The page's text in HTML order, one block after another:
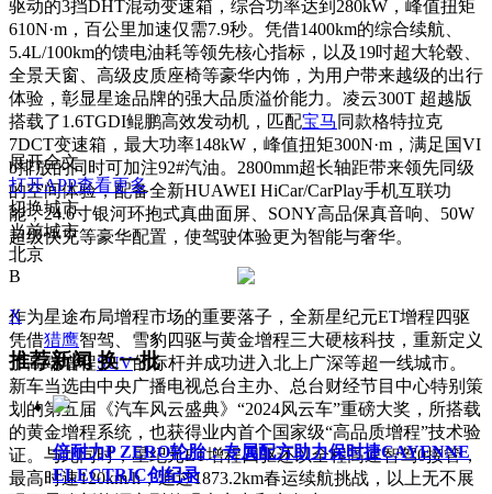
驱动的3挡DHT混动变速箱，综合功率达到280kW，峰值扭矩
610N·m，百公里加速仅需7.9秒。凭借1400km的综合续航、
5.4L/100km的馈电油耗等领先核心指标，以及19吋超大轮毂、
全景天窗、高级皮质座椅等豪华内饰，为用户带来越级的出行
体验，彰显星途品牌的强大品质溢价能力。凌云300T 超越版
搭载了1.6TGDI鲲鹏高效发动机，匹配宝马 同款格特拉克
7DCT变速箱，最大功率148kW，峰值扭矩300N·m，满足国VI
b排放的同时可加注92#汽油。2800mm超长轴距带来领先同级
的空间体验，配备全新HUAWEI HiCar/CarPlay手机互联功
能，24.6寸银河环抱式真曲面屏、SONY高品保真音响、50W
超级快充等豪华配置，使驾驶体验更为智能与奢华。
作为星途布局增程市场的重要落子，全新星纪元ET增程四驱
凭借猎鹰智驾、雪豹四驱与黄金增程三大硬核科技，重新定义
了高端增程SUV的标杆并成功进入北上广深等超一线城市。
新车当选由中央广播电视总台主办、总台财经节目中心特别策
划的第五届《汽车风云盛典》“2024风云车”重磅大奖，所搭载
的黄金增程系统，也获得业内首个国家级“高品质增程”技术验
证。与此同时，星纪元ET增程四驱还以全程高速智驾0接管，
最高时速120km/h，通过1873.2km春运续航挑战，以上无不展
展开全文
打开APP查看更多
切换城市
当前城市
北京
B
X
推荐新闻换一批
倍耐力P ZERO轮胎：专属配方助力保时捷CAYENNE
ELECTRIC创纪录